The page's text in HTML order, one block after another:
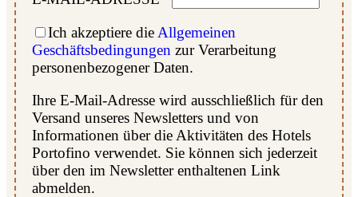
Ich akzeptiere die Allgemeinen
Geschäftsbedingungen zur Verarbeitung
personenbezogener Daten.
Ihre E-Mail-Adresse wird ausschließlich für den
Versand unseres Newsletters und von
Informationen über die Aktivitäten des Hotels
Portofino verwendet. Sie können sich jederzeit
über den im Newsletter enthaltenen Link
abmelden.